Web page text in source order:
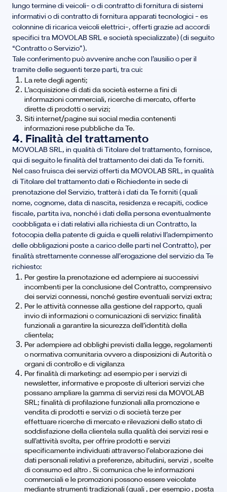
lungo termine di veicoli- o di contratto di fornitura di sistemi
informativi o di contratto di fornitura apparati tecnologici – es
colonnine di ricarica veicoli elettrici-, offerti grazie ad accordi
specifici tra MOVOLAB SRL e società specializzate) (di seguito
“Contratto o Servizio”).
Tale conferimento può avvenire anche con l’ausilio o per il
tramite delle seguenti terze parti, tra cui:
La rete degli agenti;
L’acquisizione di dati da società esterne a fini di
informazioni commerciali, ricerche di mercato, offerte
dirette di prodotti o servizi;
Siti internet/pagine sui social media contenenti
informazioni rese pubbliche da Te.
4. Finalità del trattamento
MOVOLAB SRL, in qualità di Titolare del trattamento, fornisce,
qui di seguito le finalità del trattamento dei dati da Te forniti.
Nel caso fruisca dei servizi offerti da MOVOLAB SRL, in qualità
di Titolare del trattamento dati e Richiedente in sede di
prenotazione del Servizio, tratterà i dati da Te forniti (quali
nome, cognome, data di nascita, residenza e recapiti, codice
fiscale, partita iva, nonché i dati della persona eventualmente
coobbligata e i dati relativi alla richiesta di un Contratto, la
fotocopia della patente di guida e quelli relativi ll’adempimento
delle obbligazioni poste a carico delle parti nel Contratto), per
finalità strettamente connesse all’erogazione del servizio da Te
richiesto:
Per gestire la prenotazione ed adempiere ai successivi
incombenti per la conclusione del Contratto, comprensivo
dei servizi connessi, nonché gestire eventuali servizi extra;
Per le attività connesse alla gestione del rapporto, quali
invio di informazioni o comunicazioni di servizio: finalità
funzionali a garantire la sicurezza dell’identità della
clientela;
Per adempiere ad obblighi previsti dalla legge, regolamenti
o normativa comunitaria ovvero a disposizioni di Autorità o
organi di controllo e di vigilanza
Per finalità di marketing: ad esempio per i servizi di
newsletter, informative e proposte di ulteriori servizi che
possano ampliare la gamma di servizi resi da MOVOLAB
SRL; finalità di profilazione funzionali alla promozione e
vendita di prodotti e servizi o di società terze per
effettuare ricerche di mercato e rilevazioni dello stato di
soddisfazione della clientela sulla qualità dei servizi resi e
sull’attività svolta, per offrire prodotti e servizi
specificamente individuati attraverso l’elaborazione dei
dati personali relativi a preferenze, abitudini, servizi , scelte
di consumo ed altro . Si comunica che le informazioni
commerciali e le promozioni possono essere veicolate
mediante strumenti tradizionali (quali , per esempio , posta